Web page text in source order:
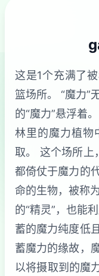
这是1个充满了
篮场所。 “魔力”
的“魔力”悬浮着
林里的魔力植物
取。 这个场所上
都倚仗于魔力的
命的生物，被称
的“精灵”，也能
蓄的魔力纯度低
蓄魔力的缘故，
以将摄取到的魔